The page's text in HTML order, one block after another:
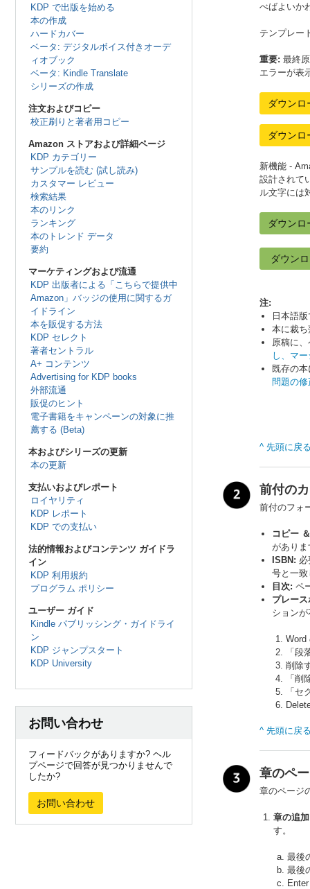
KDP で出版を始める
本の作成
ハードカバー
ベータ: デジタルボイス付きオーデ
ィオブック
ベータ: Kindle Translate
シリーズの作成
注文およびコピー
校正刷りと著者用コピー
Amazon ストアおよび詳細ページ
KDP カテゴリー
サンプルを読む (試し読み)
カスタマー レビュー
検索結果
本のリンク
ランキング
本のトレンド データ
要約
マーケティングおよび流通
KDP 出版者による「こちらで提供中
Amazon」バッジの使用に関するガ
イドライン
本を販促する方法
KDP セレクト
著者セントラル
A+ コンテンツ
Advertising for KDP books
外部流通
販促のヒント
電子書籍をキャンペーンの対象に推
薦する (Beta)
本およびシリーズの更新
本の更新
支払いおよびレポート
ロイヤリティ
KDP レポート
KDP での支払い
法的情報およびコンテンツ ガイドラ
イン
KDP 利用規約
プログラム ポリシー
ユーザー ガイド
Kindle パブリッシング・ガイドライ
ン
KDP ジャンプスタート
KDP University
お問い合わせ
フィードバックがありますか? ヘル
プページで回答が見つかりませんで
したか?
お問い合わせ
べばよいか
テンプレー
重要: 最終
エラーが表
ダウンロ
ダウンロ
新機能 -
設計されて
ル文字には
ダウンロ
ダウン
注:
日本語
本に裁
原稿に
し、マ
既存の
問題の修
^ 先頭に戻
前付の
前付のフォ
コピー
がありま
ISBN:
号と一
目次: ペ
プレー
ション
Word
「
削除
「削
「
^ 先頭に戻
章のペ
章のページ
章の追
す。
最後
最後